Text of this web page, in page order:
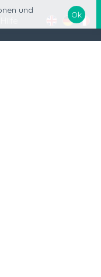
und
Ok